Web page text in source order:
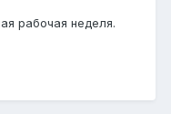
рабочая неделя.